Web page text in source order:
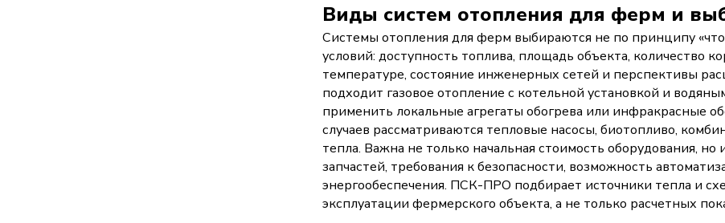
Виды систем отопления для ферм и
Системы отопления для ферм выбираются не по принципу
условий: доступность топлива, площадь объекта, количество
температуре, состояние инженерных сетей и перспективы
подходит газовое отопление с котельной установкой и
применить локальные агрегаты обогрева или инфракрасные
случаев рассматриваются тепловые насосы, биотопливо,
тепла. Важна не только начальная стоимость оборудования,
запчастей, требования к безопасности, возможность
энергообеспечения. ПСК-ПРО подбирает источники тепла и
эксплуатации фермерского объекта, а не только расчетных